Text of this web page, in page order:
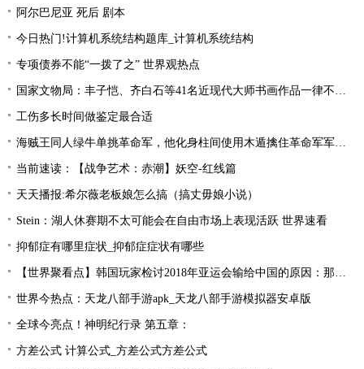
阿尔巴尼亚 死后 剧本
今日热门!计算机系统结构题库_计算机系统结构
专项债券不能“一拨了之” 世界观热点
国家文物局：丰子恺、齐白石等41名近现代大师书画作品一律不准出境
工伤多长时间做鉴定最合适
海贼王同人绿牛单挑革命军，他化身柱间使用木遁擒住革命军军长！
当前速读：【战争艺术：赤潮】妖空-红线篇
天天播报:希尔薇老板娘怎么搞（搞丈毋娘小说）
Stein：湖人休赛期不太可能会在自由市场上表现活跃 世界速看
抑郁症有哪里症状_抑郁症症状有哪些
【世界聚看点】韩国玩家检讨2018年亚运会输给中国的原因：那一年是Uzi的时代！
世界今热点：天龙八部手游apk_天龙八部手游模拟器安卓版
全球今亮点！神明纪行录 第五章：
方差公式 计算公式_方差公式方差公式